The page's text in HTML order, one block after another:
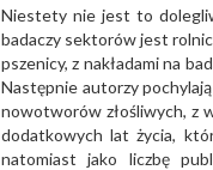
Niestety nie jest to
badaczy sektorów jest
pszenicy, z nakładami na
Następnie autorzy
nowotworów złośliwych, z
dodatkowych lat życia,
natomiast jako liczbę